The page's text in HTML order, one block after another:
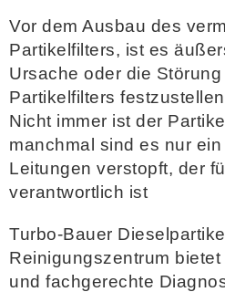
Vor dem Ausbau des
Partikelfilters, ist es
Ursache oder die
Partikelfilters
Nicht immer ist der
manchmal sind es nur
Leitungen verstopft, der
verantwortlich ist
Turbo-Bauer
Reinigungszentrum
und fachgerechte